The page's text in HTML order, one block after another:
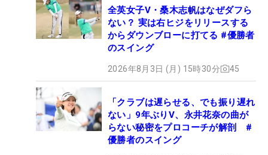
全英女子V・桑木志帆はなぜダフら
ない？ 実は右ヒジをリリースする
からダウンブローに打てる #優勝者
のスイング
2026年8月3日 (月) 15時30分 45
「クラブは遅らせる、でも振り遅れ
ない」9年ぶりV、永井花奈の曲が
らない秘密をプロコーチが解剖 #
優勝者のスイング